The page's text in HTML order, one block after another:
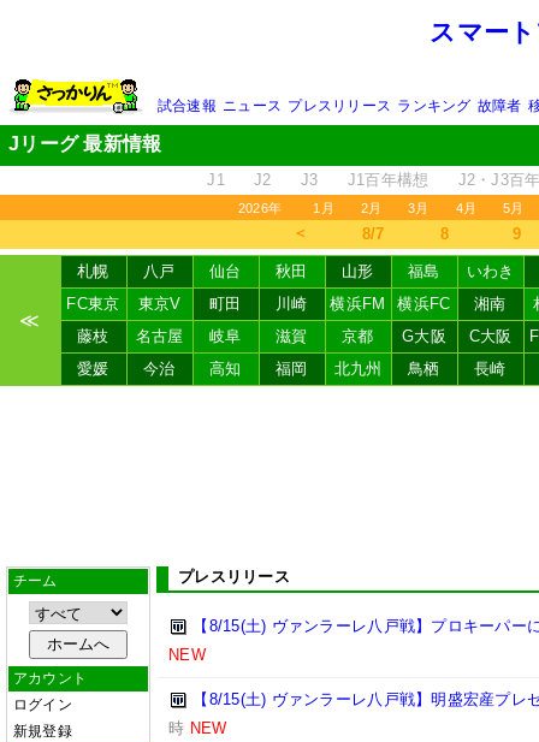
スマー
試合速報 ニュース プレスリリース ランキング 故障者
Jリーグ 最新情報
J1 J2 J3 J1百年構想 J2・J3百
2026年 1月 2月 3月 4月 5月
＜ 8/7 8 9
≪
札幌 八戸 仙台 秋田 山形 福島
いわき
FC東京
東京V 町田 川崎 横浜FM 横浜FC 湘南
藤枝
名古屋 岐阜 滋賀 京都 G大阪 C大阪
愛媛
今治 高知 福岡 北九州 鳥栖 長崎
チーム
アカウント
ログイン
新規登録
プレスリリース
【8/15(土) ヴァンラーレ八戸戦】プロキーパー
NEW
【8/15(土) ヴァンラーレ八戸戦】明盛宏産プレ
時 NEW